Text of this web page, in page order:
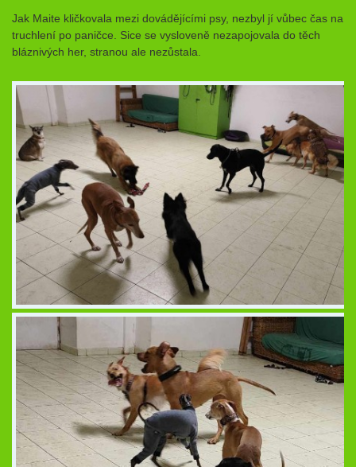
Jak Maite kličkovala mezi dovádějícími psy, nezbyl jí vůbec čas na
truchlení po paničce. Sice se vysloveně nezapojovala do těch
bláznivých her, stranou ale nezůstala.